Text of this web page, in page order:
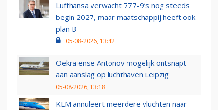
Lufthansa verwacht 777-9’s nog steeds
begin 2027, maar maatschappij heeft ook
plan B
05-08-2026, 13:42
Oekraïense Antonov mogelijk ontsnapt
aan aanslag op luchthaven Leipzig
05-08-2026, 13:18
KLM annuleert meerdere vluchten naar